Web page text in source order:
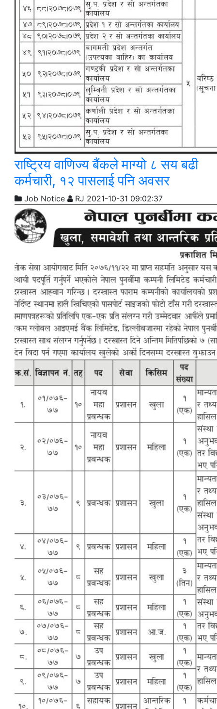
राष्ट्रिय वाणिज्य बैंकले माग्यो ८ सय बढी
कर्मचारी, १२ पासलाई पनि अवसर
Job Notice RJ 2021-10-31 09:02:37